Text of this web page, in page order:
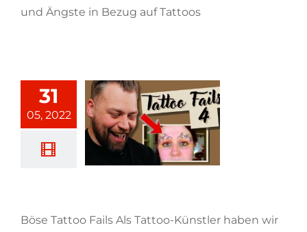
und Ängste in Bezug auf Tattoos
31
05, 2022
Böse Tattoo Fails Als Tattoo-Künstler haben wir